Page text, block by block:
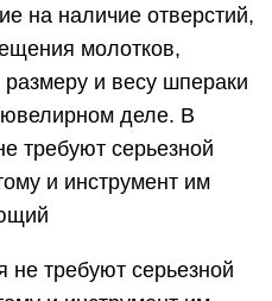
на наличие отверстий,
молотков,
и весу шпераки
деле. В
требуют серьезной
и инструмент им
требуют серьезной